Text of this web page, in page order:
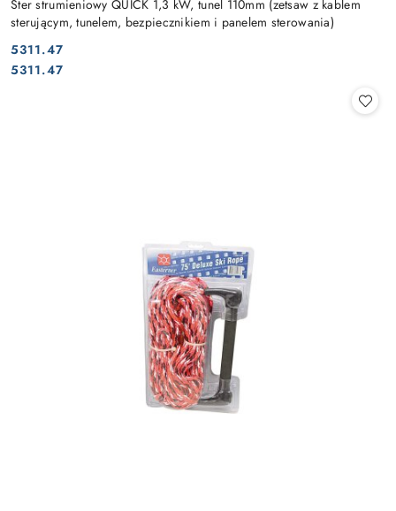
Ster strumieniowy QUICK 1,3 kW, tunel 110mm (zetsaw z kablem
sterującym, tunelem, bezpiecznikiem i panelem sterowania)
Cena:
5311.47
Cena:
5311.47